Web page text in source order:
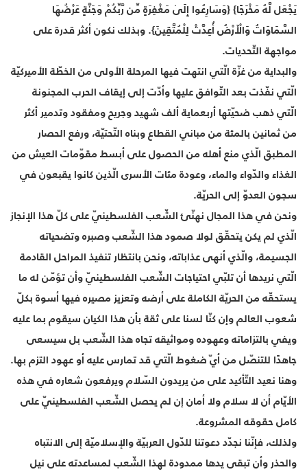
يَجْعَل لَّهُ مَخْرَجًا} {وَسَارِعُوا إِلَىٰ مَغْفِرَةٍ مِّن رَّبِّكُمْ وَجَنَّةٍ عَرْضُهَا
السَّمَاوَاتُ وَالْأَرْضُ أُعِدَّتْ لِلْمُتَّقِينَ}. وبذلك نكون أكثر قدرة على
مواجهة التّحديات.
والبداية من غزّة الّتي انتهت فيها المرحلة الأولى من الخطّة الأميركيّة
الّتي نفّذت بعد التّوافق عليها وأدّت إلى إيقاف الحرب المجنونة
الّتي ذهب ضحيّتها أربعماية ألف شهيد وجريح ومفقود وتدمير أكثر
من ثمانين بالمئة من مباني القطاع وبناه التّحتيّة، ورفع الحصار
المطبق الّذي منع أهله من الحصول على أبسط مقوّمات العيش من
الغذاء والدّواء والماء، وعودة مئات الأسرى الّذين كانوا يقبعون في
سجون العدوّ إلى الحريّة.
ونحن في هذا المجال نهنّئ الشّعب الفلسطينيّ على كلّ هذا الإنجاز
الّذي لم يكن يتحقّق لولا صمود هذا الشّعب وصبره وتضحياته
الجسيمة، والّذي أنهى عذاباته، ونحن بانتظار تنفيذ المراحل القادمة
الّتي نريدها أن تلبّي احتياجات الشّعب الفلسطينيّ وأن تؤمّن له ما
يستحقّه من الحريّة الكاملة على أرضه وتعزيز مصيره فيها أسوة بكلّ
شعوب العالم وإن كنّا لسنا على ثقة بأن هذا الكيان سيقوم بما عليه
ويفي بالتزاماته وعهوده ومواثيقه تجاه هذا الشّعب بل سيسعى
جاهدًا للتنصّل من أيّ ضغوط الّتي قد تمارس عليه أو عهود التزم بها.
وهنا نعيد التّأكيد على من يريدون السّلام ويرفعون شعاره في هذه
الأيّام أن لا سلام ولا أمان إن لم يحصل الشّعب الفلسطينيّ على
كامل حقوقه المشروعة.
ولذلك، فإنّنا نجدّد دعوتنا للدّول العربيّة والإسلاميّة إلى الانتباه
والحذر وأن تبقى يدها ممدودة لهذا الشّعب لمساعدته على نيل